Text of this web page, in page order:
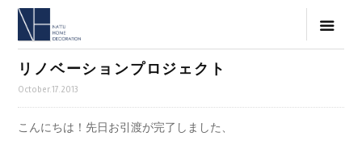
リノベーションプロジェクト
October.17.2013
こんにちは！先日お引渡が完了しました、